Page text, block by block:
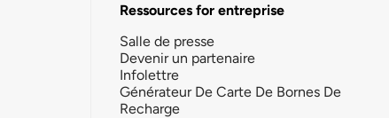
Ressources for entreprise
Salle de presse
Devenir un partenaire
Infolettre
Générateur De Carte De Bornes De
Recharge